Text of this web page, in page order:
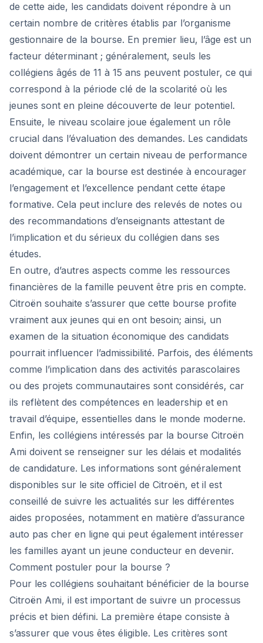
de cette aide, les candidats doivent répondre à un
certain nombre de critères établis par l’organisme
gestionnaire de la bourse. En premier lieu, l’âge est un
facteur déterminant ; généralement, seuls les
collégiens âgés de 11 à 15 ans peuvent postuler, ce qui
correspond à la période clé de la scolarité où les
jeunes sont en pleine découverte de leur potentiel.
Ensuite, le niveau scolaire joue également un rôle
crucial dans l’évaluation des demandes. Les candidats
doivent démontrer un certain niveau de performance
académique, car la bourse est destinée à encourager
l’engagement et l’excellence pendant cette étape
formative. Cela peut inclure des relevés de notes ou
des recommandations d’enseignants attestant de
l’implication et du sérieux du collégien dans ses
études.
En outre, d’autres aspects comme les ressources
financières de la famille peuvent être pris en compte.
Citroën souhaite s’assurer que cette bourse profite
vraiment aux jeunes qui en ont besoin; ainsi, un
examen de la situation économique des candidats
pourrait influencer l’admissibilité. Parfois, des éléments
comme l’implication dans des activités parascolaires
ou des projets communautaires sont considérés, car
ils reflètent des compétences en leadership et en
travail d’équipe, essentielles dans le monde moderne.
Enfin, les collégiens intéressés par la bourse Citroën
Ami doivent se renseigner sur les délais et modalités
de candidature. Les informations sont généralement
disponibles sur le site officiel de Citroën, et il est
conseillé de suivre les actualités sur les différentes
aides proposées, notamment en matière d’assurance
auto pas cher en ligne qui peut également intéresser
les familles ayant un jeune conducteur en devenir.
Comment postuler pour la bourse ?
Pour les collégiens souhaitant bénéficier de la bourse
Citroën Ami, il est important de suivre un processus
précis et bien défini. La première étape consiste à
s’assurer que vous êtes éligible. Les critères sont